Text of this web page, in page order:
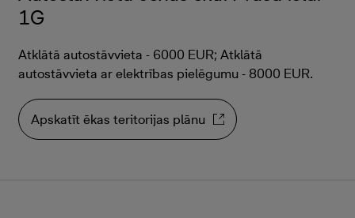
1G
Atklātā autostāvvieta - 6000 EUR; Atklātā
autostāvvieta ar elektrības pielēgumu - 8000 EUR.
Apskatīt ēkas teritorijas plānu